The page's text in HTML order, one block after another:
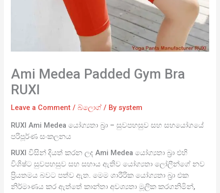
Ami Medea Padded Gym Bra
RUXI
Leave a Comment /බ්ලොග් / By system
RUXI Ami Medea යෝග්‍යතා බ්‍රා – සුවපහසුව සහ සහයෝගයේ
පරිපූර්ණ සංකලනය
RUXI විසින් දියත් කරන ලද Ami Medea යෝග්‍යතා බ්‍රා එහි
විශිෂ්ට සුවපහසුව සහ සහාය ඇතිව යෝග්‍යතා ලෝලීන්ගේ නව
ප්‍රියතමය බවට පත්ව ඇත. මෙම ශාරීරික යෝග්‍යතා බ්‍රා එක
නිර්මාණය කර ඇත්තේ කාන්තා අවශ්‍යතා මූලික කරගනිමින්,